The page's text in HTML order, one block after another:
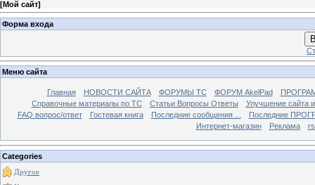
[Мой сайт]
Форма входа
Меню сайта
Главная НОВОСТИ САЙТА ФОРУМЫ TC ФОРУМ AkelPad
Справочные материалы по TС
Статьи Вопросы Ответы
Улучшение сайта
FAQ вопрос/ответ
Гостевая книга Последние сообщения ...
Последние
Интернет-магазин
Реклама
Categories
Другое